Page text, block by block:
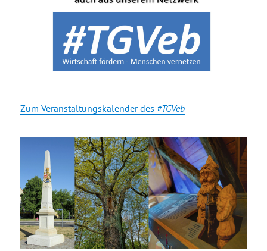
Zum Veranstaltungskalender des #TGVeb